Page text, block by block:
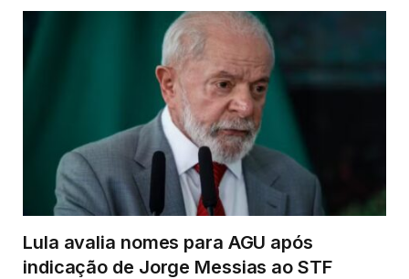
Lula avalia nomes para AGU após
indicação de Jorge Messias ao STF